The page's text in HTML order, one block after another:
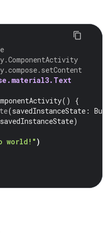
()
{
(savedInstanceState :
savedInstanceState)
world!" )